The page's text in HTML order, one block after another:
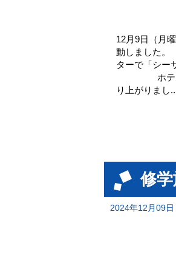
12月9日（月
動しました
ターで「シー
ホテルでは
り上がりまし
修学
2024年12月09